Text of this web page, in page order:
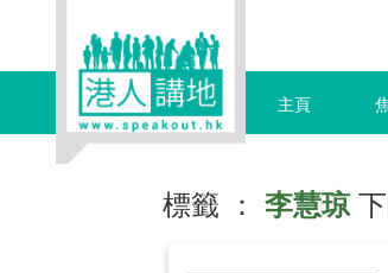
主頁
標籤 ： 李慧琼下